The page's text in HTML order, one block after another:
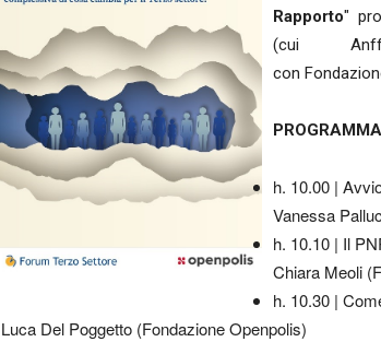
Rapporto"
(cui
con
PROGRAMMA
h. 10.00 |
Vanessa
h. 10.10 | Il
Chiara Meoli
h. 10.30 |
Luca Del Poggetto (Fondazione Openpolis)